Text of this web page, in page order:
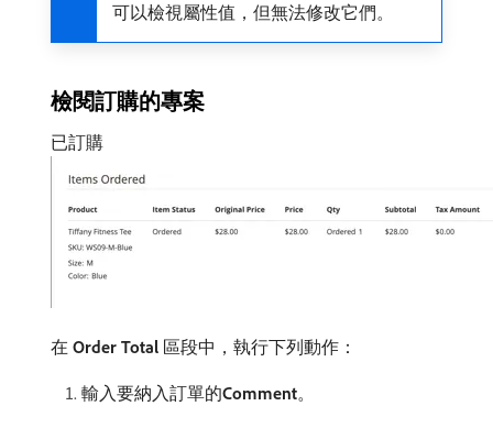
可以檢視屬性值，但無法修改它們。
檢閱訂購的專案
已訂購
在​ Order Total ​區段中，執行下列動作：
輸入要納入訂單的​Comment。